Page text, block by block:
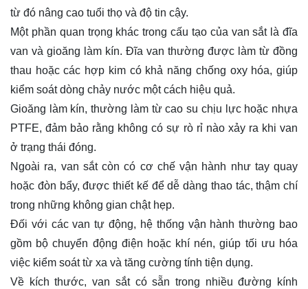
từ đó nâng cao tuổi thọ và độ tin cậy.
Một phần quan trọng khác trong cấu tạo của van sắt là đĩa
van và gioăng làm kín. Đĩa van thường được làm từ đồng
thau hoặc các hợp kim có khả năng chống oxy hóa, giúp
kiểm soát dòng chảy nước một cách hiệu quả.
Gioăng làm kín, thường làm từ cao su chịu lực hoặc nhựa
PTFE, đảm bảo rằng không có sự rò rỉ nào xảy ra khi van
ở trạng thái đóng.
Ngoài ra, van sắt còn có cơ chế vận hành như tay quay
hoặc đòn bẩy, được thiết kế để dễ dàng thao tác, thậm chí
trong những không gian chật hẹp.
Đối với các van tự động, hệ thống vận hành thường bao
gồm bộ chuyển động điện hoặc khí nén, giúp tối ưu hóa
việc kiểm soát từ xa và tăng cường tính tiện dụng.
Về kích thước, van sắt có sẵn trong nhiều đường kính